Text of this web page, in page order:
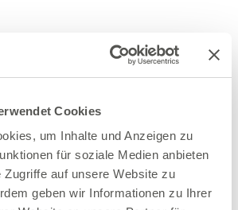
Cookies
um Inhalte und Anzeigen zu
für soziale Medien anbieten
Zugriffe auf unsere Website zu
geben wir Informationen zu Ihrer